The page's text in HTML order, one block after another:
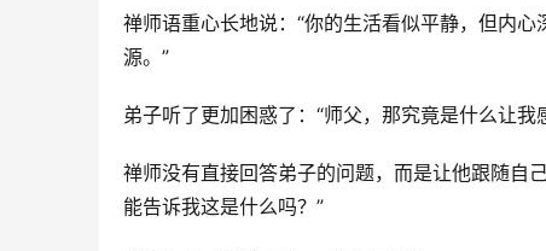
禅师语重心长地说：“你的生活看似平静，但内
源。”
弟子听了更加困惑了：“师父，那究竟是什么让我
禅师没有直接回答弟子的问题，而是让他跟随自
能告诉我这是什么吗？”